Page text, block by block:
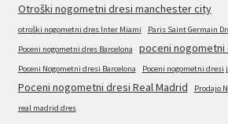
Otroški nogometni dresi manchester city
otroški nogometni dres Inter Miami
Paris Saint Germain
Poceni nogometni dres Barcelona
poceni nogometni
Poceni Nogometni dresi Barcelona Poceni nogometni dresi
Poceni nogometni dresi Real Madrid
Prodajo
real madrid dres